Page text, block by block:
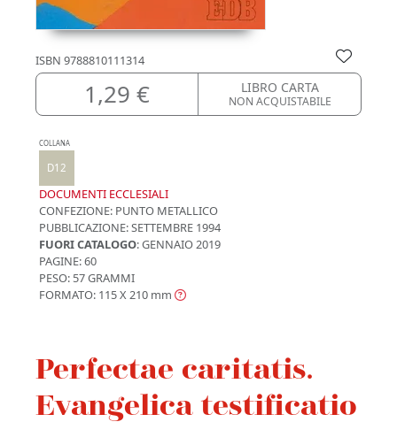
ISBN 9788810111314
1,29 € LIBRO CARTA
NON ACQUISTABILE
COLLANA
D12
DOCUMENTI ECCLESIALI
CONFEZIONE: PUNTO METALLICO
PUBBLICAZIONE:SETTEMBRE 1994
FUORI CATALOGO: GENNAIO 2019
PAGINE: 60
PESO: 57 GRAMMI
FORMATO: 115 X 210 mm
Perfectae caritatis.
Evangelica testificatio